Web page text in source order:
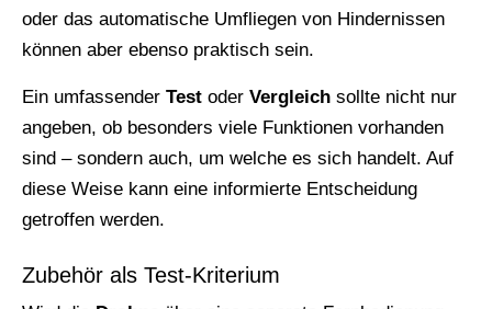
oder das automatische Umfliegen von Hindernissen
können aber ebenso praktisch sein.
Ein umfassender Test oder Vergleich sollte nicht nur
angeben, ob besonders viele Funktionen vorhanden
sind – sondern auch, um welche es sich handelt. Auf
diese Weise kann eine informierte Entscheidung
getroffen werden.
Zubehör als Test-Kriterium